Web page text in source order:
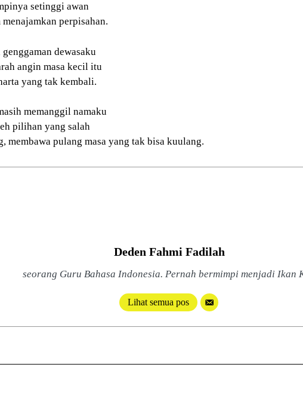
setinggi awan
perpisahan.
dewasaku
angin masa kecil itu
yang tak kembali.
memanggil namaku
pilihan yang salah
membawa pulang masa yang tak bisa kuulang.
Deden Fahmi Fadilah
seorang Guru Bahasa Indonesia. Pernah bermimpi menjadi Ikan
Lihat semua pos